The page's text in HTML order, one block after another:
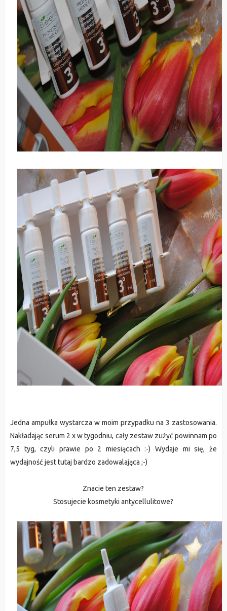
Jedna ampułka wystarcza w moim przypadku na 3 zastosowania.
Nakładając serum 2 x w tygodniu, cały zestaw zużyć powinnam po
7,5 tyg, czyli prawie po 2 miesiącach :-) Wydaje mi się, że
wydajność jest tutaj bardzo zadowalająca ;-)
Znacie ten zestaw?
Stosujecie kosmetyki antycellulitowe?